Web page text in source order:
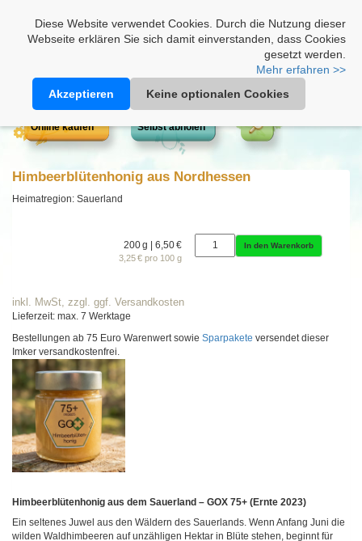
Diese Website verwendet Cookies. Durch die Nutzung dieser
Webseite erklären Sie sich damit einverstanden, dass Cookies
gesetzt werden.
Mehr erfahren >>
Akzeptieren
Keine optionalen Cookies
Online kaufen Selbst abholen
Himbeerblütenhonig aus Nordhessen
Heimatregion: Sauerland
200 g | 6,50 €
3,25 € pro 100 g
In den Warenkorb
inkl. MwSt, zzgl. ggf. Versandkosten
Lieferzeit: max. 7 Werktage
Bestellungen ab 75 Euro Warenwert sowie Sparpakete versendet dieser
Imker versandkostenfrei.
Himbeerblütenhonig aus dem Sauerland – GOX 75+ (Ernte 2023)
Ein seltenes Juwel aus den Wäldern des Sauerlands. Wenn Anfang Juni die
wilden Waldhimbeeren auf unzähligen Hektar in Blüte stehen, beginnt für